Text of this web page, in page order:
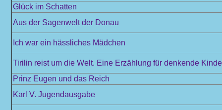
Glück im Schatten
Aus der Sagenwelt der Donau
Ich war ein hässliches Mädchen
Tirilin reist um die Welt. Eine Erzählung für denkende
Prinz Eugen und das Reich
Karl V. Jugendausgabe